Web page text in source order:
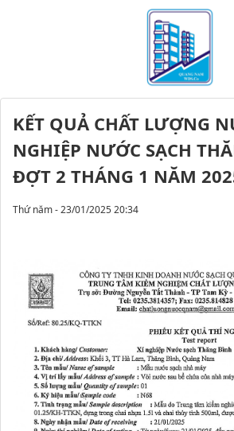
KẾT QUẢ CHẤT LƯỢNG
NGHIỆP NƯỚC SẠCH
ĐỢT 2 THÁNG 1 NĂM
Thứ năm - 23/01/2025 20:34